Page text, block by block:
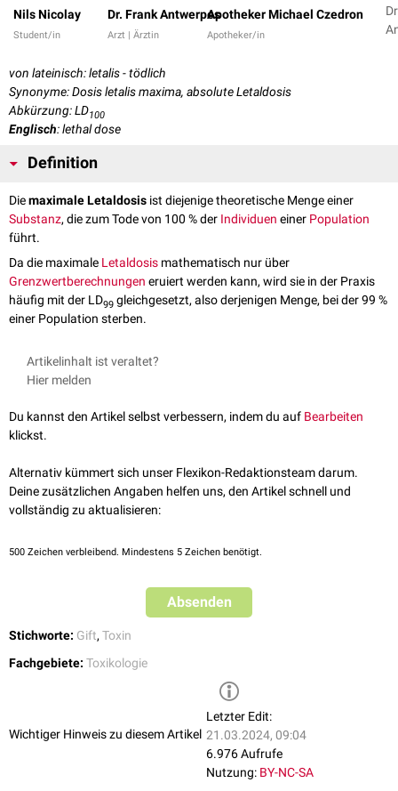
Nils Nicolay
Student/in
Dr. Frank Antwerpes
Arzt | Ärztin
Apotheker Michael Czedron
Apotheker/in
von lateinisch: letalis - tödlich
Synonyme: Dosis letalis maxima, absolute Letaldosis
Abkürzung: LD100
Englisch: lethal dose
Definition
Diemaximale Letaldosis ist diejenige theoretische Menge einer
Substanz, die zum Tode von 100 % der Individuen einer Population
führt.
Da die maximale Letaldosis mathematisch nur über
Grenzwertberechnungen eruiert werden kann, wird sie in der Praxis
häufig mit der LD99 gleichgesetzt, also derjenigen Menge, bei der 99 %
einer Population sterben.
Artikelinhalt ist veraltet?
Hier melden
Du kannst den Artikel selbst verbessern, indem du auf Bearbeiten
klickst.
Alternativ kümmert sich unser Flexikon-Redaktionsteam darum.
Deine zusätzlichen Angaben helfen uns, den Artikel schnell und
vollständig zu aktualisieren:
500 Zeichen verbleibend. Mindestens 5 Zeichen benötigt.
Absenden
Stichworte: Gift, Toxin
Fachgebiete: Toxikologie
Wichtiger Hinweis zu diesem Artikel
Letzter Edit:
21.03.2024, 09:04
6.976 Aufrufe
Nutzung: BY-NC-SA